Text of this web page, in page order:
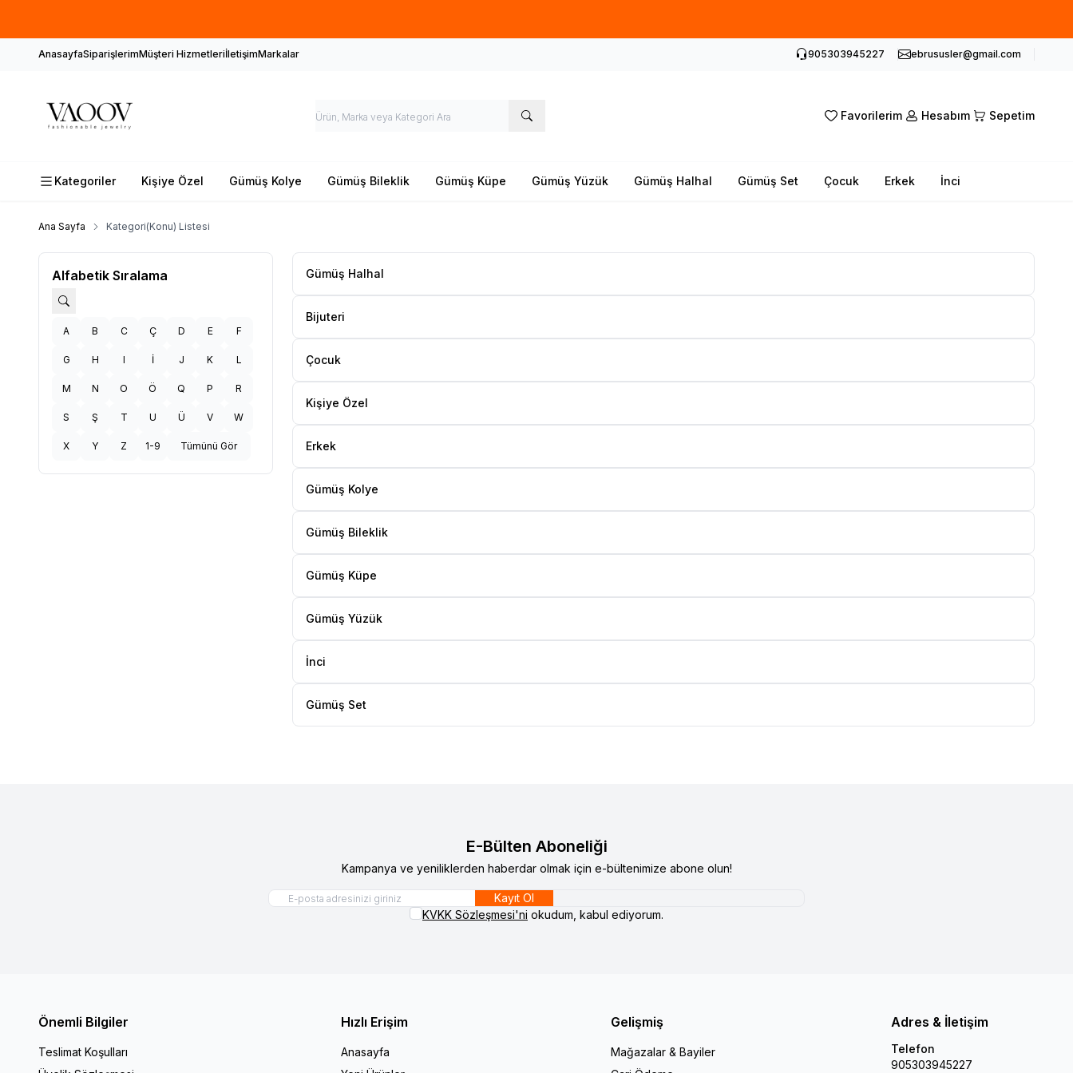
AnasayfaSiparişlerimMüşteri HizmetleriİletişimMarkalar 905303945227 ebrususler@gmail.com
Favorilerim Hesabım Sepetim
Kategoriler Kişiye Özel Gümüş Kolye Gümüş Bileklik Gümüş Küpe Gümüş Yüzük Gümüş Halhal Gümüş Set Çocuk Erkek İnci
Ana Sayfa Kategori(Konu) Listesi
Alfabetik Sıralama
A B C Ç D E F
G H I İ J K L
M N O Ö Q P R
S Ş T U Ü V W
X Y Z 1-9 Tümünü Gör
Gümüş Halhal
Bijuteri
Çocuk
Kişiye Özel
Erkek
Gümüş Kolye
Gümüş Bileklik
Gümüş Küpe
Gümüş Yüzük
İnci
Gümüş Set
E-Bülten Aboneliği
Kampanya ve yeniliklerden haberdar olmak için e-bültenimize abone olun!
Kayıt Ol
KVKK Sözleşmesi'ni okudum, kabul ediyorum.
Önemli Bilgiler
Teslimat Koşulları
Hızlı Erişim
Anasayfa
Gelişmiş
Mağazalar & Bayiler
Adres & İletişim
Telefon
905303945227